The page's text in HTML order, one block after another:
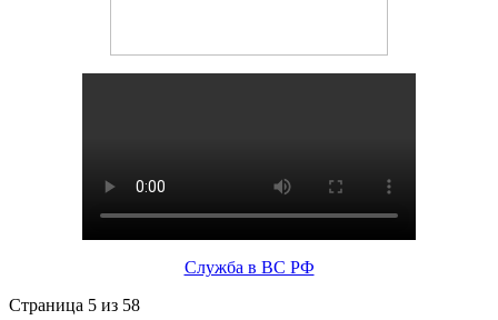
Служба в ВС РФ
Страница 5 из 58